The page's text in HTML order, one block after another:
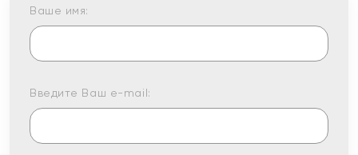
Ваше имя:
Введите Ваш e-mail: